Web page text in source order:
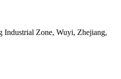
Industrial Zone, Wuyi, Zhejiang,